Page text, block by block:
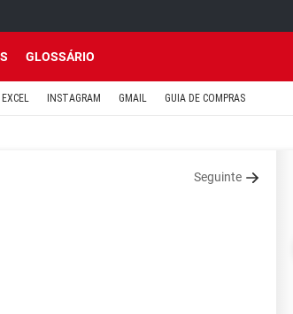
GLOSSÁRIO
EXCEL INSTAGRAM GMAIL GUIA DE COMPRAS
Seguinte